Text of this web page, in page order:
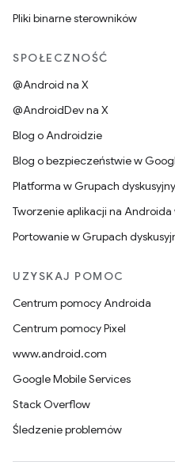
Pliki binarne sterowników
SPOŁECZNOŚĆ
@Android na X
@AndroidDev na X
Blog o Androidzie
Blog o bezpieczeństwie w
Platforma w Grupach
Tworzenie aplikacji na
Portowanie w Grupach
UZYSKAJ POMOC
Centrum pomocy Androida
Centrum pomocy Pixel
www.android.com
Google Mobile Services
Stack Overflow
Śledzenie problemów